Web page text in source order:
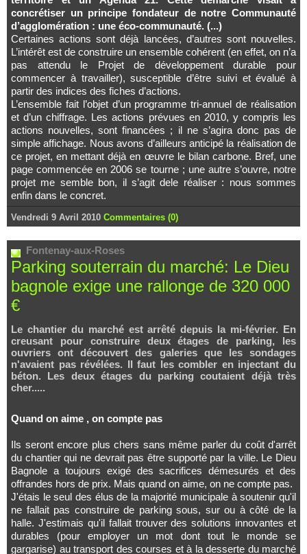
concrétiser un principe fondateur de notre Communauté
d’agglomération : une éco-communauté. (...)
Certaines actions sont déjà lancées, d’autres sont nouvelles.
L’intérêt est de construire un ensemble cohérent (en effet, on n’a
pas attendu le Projet de développement durable pour
commencer à travailler), susceptible d’être suivi et évalué à
partir des indices des fiches d’actions.
L’ensemble fait l’objet d’un programme tri-annuel de réalisation
et d’un chiffrage. Les actions prévues en 2010, y compris les
actions nouvelles, sont financées ; il ne s’agira donc pas de
simple affichage. Nous avons d’ailleurs anticipé la réalisation de
ce projet, en mettant déjà en œuvre le bilan carbone. Bref, une
page commencée en 2006 se tourne ; une autre s’ouvre, notre
projet me semble bon, il s’agit dele réaliser : nous sommes
enfin dans le concret.
Vendredi 9 Avril 2010 Commentaires (0)
Fontenay-aux-Roses
Parking souterrain du marché: Le Dieu
bagnole exige une rallonge de 320 000
€
Le chantier du marché est arrêté depuis la mi-février. En
creusant pour construire deux étages de parking, les
ouvriers ont découvert des galeries que les sondages
n'avaient pas révélées. Il faut les combler en injectant du
béton. Les deux étages du parking coutaient déjà très
cher.....
Quand on aime , on compte pas
Ils seront encore plus chers sans même parler du coût d'arrêt
du chantier qui ne devrait pas être supporté par la ville. Le Dieu
Bagnole a toujours exigé des sacrifices démesurés et des
offrandes hors de prix. Mais quand on aime, on ne compte pas.
J'étais le seul des élus de la majorité municipale à soutenir qu'il
ne fallait pas construire de parking sous, sur ou à côté de la
halle. J'estimais qu'il fallait trouver des solutions innovantes et
durables (pour employer un mot dont tout le monde se
gargarise) au transport des courses et à la desserte du marché